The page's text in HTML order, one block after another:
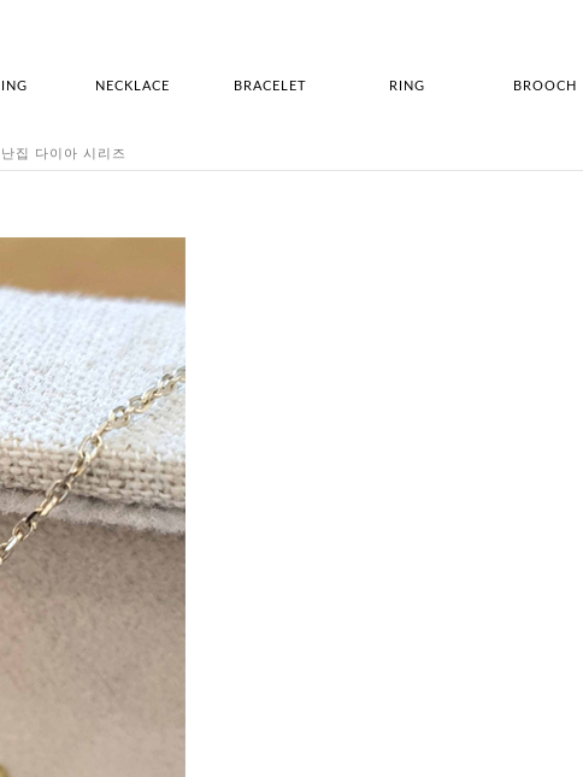
NECKLACE BRACELET RING BROOCH
집 다이아 시리즈